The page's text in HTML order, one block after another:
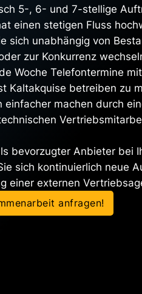
5-, 6- und 7-stellige
einen stetigen Fluss
sich unabhängig von
zur Konkurrenz
Woche Telefontermine
Kaltakquise betreiben zu
einfacher machen durch
bevorzugter Anbieter bei
sich kontinuierlich neue
einer externen
anfragen!